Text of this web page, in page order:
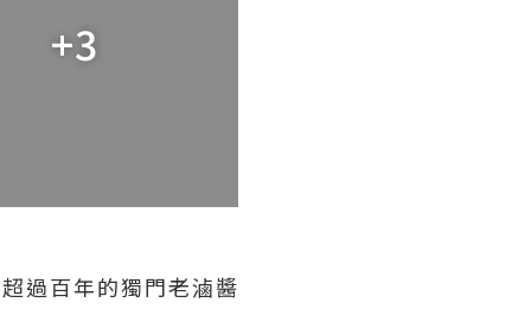
+3
過百年的獨門老滷醬